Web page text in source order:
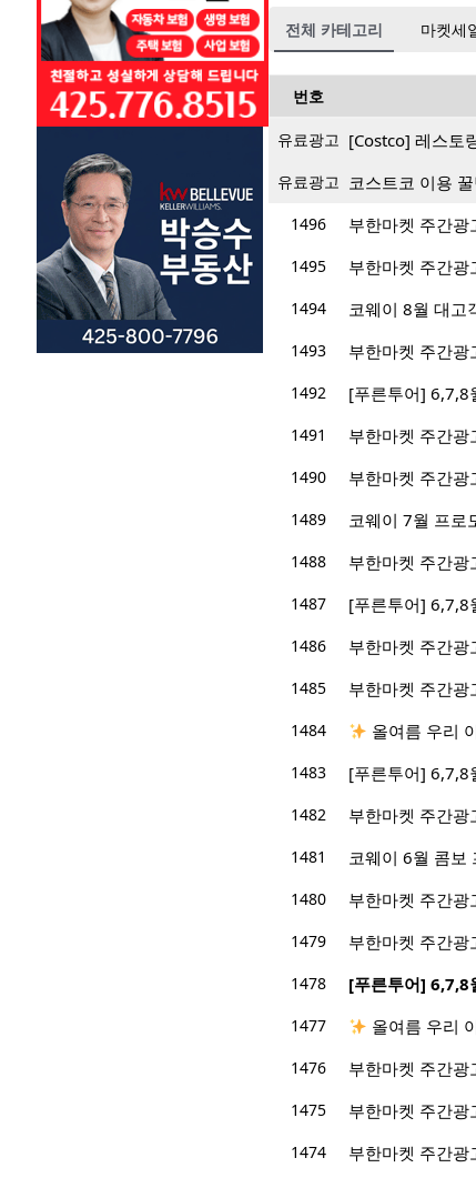
전체 카테고리 마켓세
번호
유료광고 [Costco] 레스토
유료광고 코스트코 이용
1496
부한마켓 주간
1495
부한마켓 주간
1494
코웨이 8월 대고
1493
부한마켓 주간
1492
[푸른투어] 6,7,8
1491
부한마켓 주간
1490
부한마켓 주간
1489
코웨이 7월 프로
1488
부한마켓 주간
1487
[푸른투어] 6,7,8
1486
부한마켓 주간
1485
부한마켓 주간
1484
올여름 우리
1483
[푸른투어] 6,7,8
1482
부한마켓 주간
1481
코웨이 6월 콤보
1480
부한마켓 주간
1479
부한마켓 주간
1478
[푸른투어] 6,7,8
1477
올여름 우리
1476
부한마켓 주간
1475
부한마켓 주간
1474
부한마켓 주간